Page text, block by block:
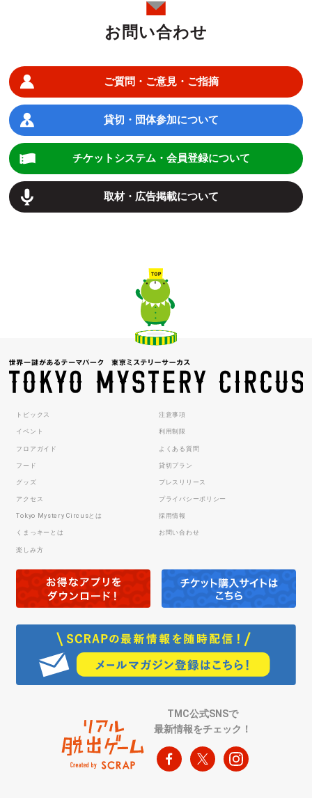
お問い合わせ
ご質問・ご意見・ご指摘
貸切・団体参加について
チケットシステム・会員登録について
取材・広告掲載について
トピックス
イベント
フロアガイド
フード
グッズ
アクセス
Tokyo Mystery Circusとは
くまっキーとは
楽しみ方
注意事項
利用制限
よくある質問
貸切プラン
プレスリリース
プライバシーポリシー
採用情報
お問い合わせ
TMC公式SNSで
最新情報をチェック！